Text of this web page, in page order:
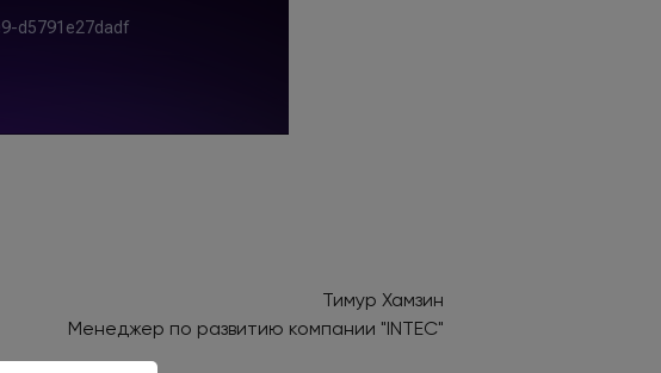
Тимур Хамзин
Менеджер по развитию компании "INTEC"